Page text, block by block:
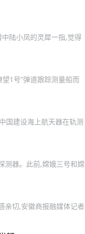
陆小凤的灵犀一指,觉得
1号”弹道跟踪测量船而
国建设海上航天器在轨测
测器。此前,嫦娥三号和嫦
亲切,安徽商报融媒体记者